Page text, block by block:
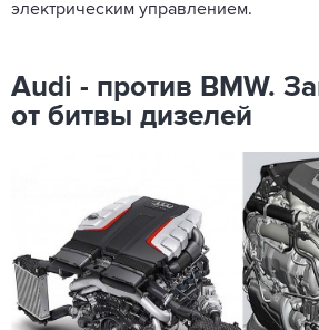
электрическим управлением.
Audi - против BMW.
от битвы дизелей